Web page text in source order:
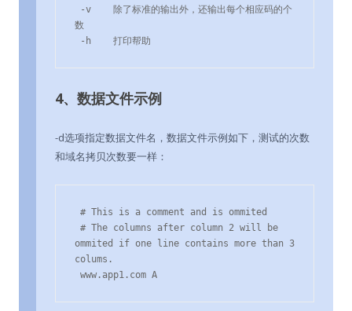
数
-h    打印帮助
4、数据文件示例
-d选项指定数据文件名，数据文件示例如下，测试的次数
和域名拷贝次数要一样：
ommited if one line contains more than 3
colums.
www.app1.com A